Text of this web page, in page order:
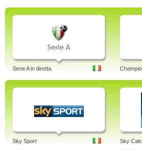
Serie A in diretta
Sky Sport Sky